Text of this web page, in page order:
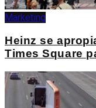
Marketing
Heinz se
Times Square